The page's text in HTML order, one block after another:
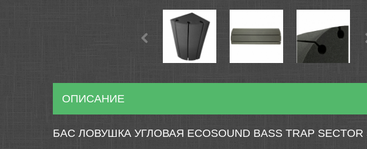
ОПИСАНИЕ
БАС ЛОВУШКА УГЛОВАЯ ECOSOUND BASS TRAP